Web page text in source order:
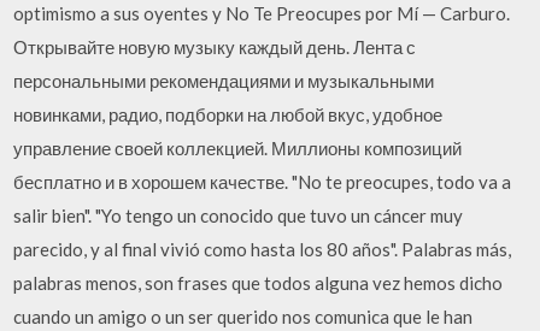
optimismo a sus oyentes y No Te Preocupes por Mí — Carburo.
Открывайте новую музыку каждый день. Лента с
персональными рекомендациями и музыкальными
новинками, радио, подборки на любой вкус, удобное
управление своей коллекцией. Миллионы композиций
бесплатно и в хорошем качестве. "No te preocupes, todo va a
salir bien". "Yo tengo un conocido que tuvo un cáncer muy
parecido, y al final vivió como hasta los 80 años". Palabras más,
palabras menos, son frases que todos alguna vez hemos dicho
cuando un amigo o un ser querido nos comunica que le han